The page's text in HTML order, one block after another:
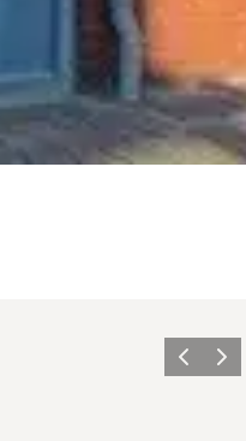
ForrigeNæste